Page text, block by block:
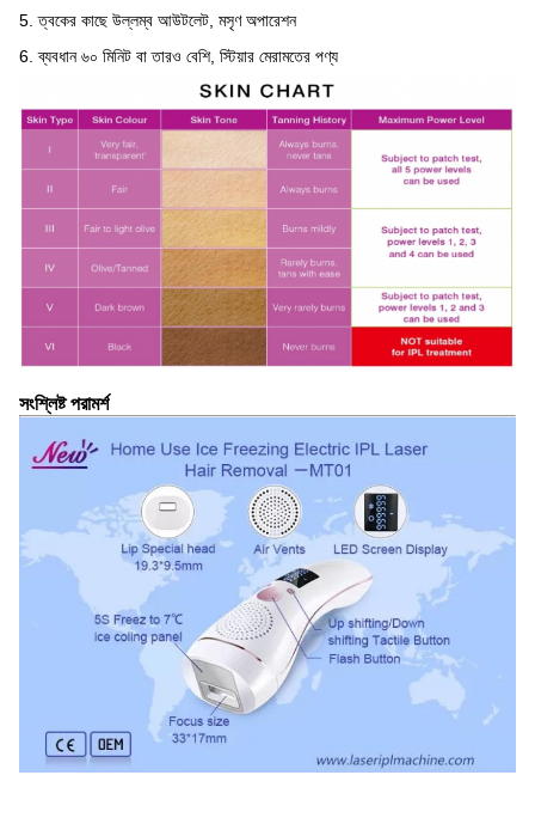
5. ত্বকের কাছে উল্লম্ব আউটলেট, মসৃণ অপারেশন
6. ব্যবধান ৬০ মিনিট বা তারও বেশি, স্টিয়ার মেরামতের পণ্য
সংশ্লিষ্ট পরামর্শ